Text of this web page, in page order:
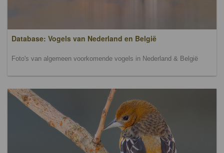
Database: Vogels van Nederland en België
Foto's van algemeen voorkomende vogels in Nederland & België